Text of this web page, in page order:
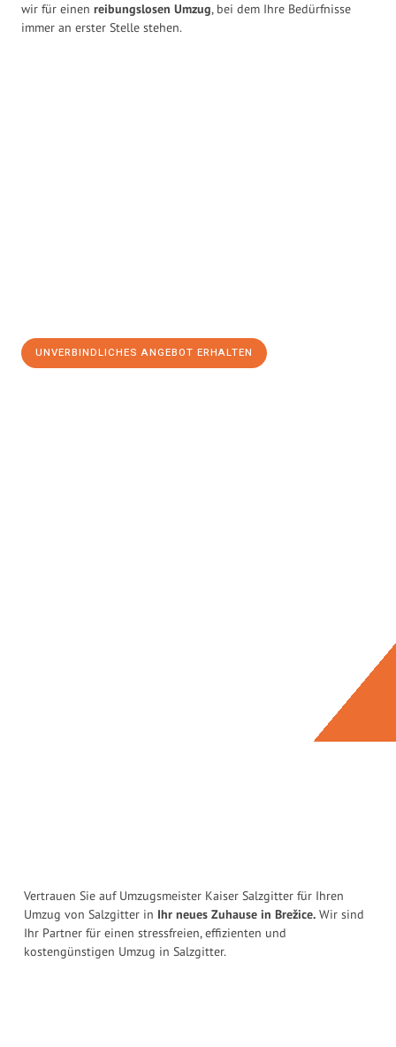
wir für einen reibungslosen Umzug, bei dem Ihre Bedürfnisse
immer an erster Stelle stehen.
UNVERBINDLICHES ANGEBOT ERHALTEN
Vertrauen Sie auf Umzugsmeister Kaiser Salzgitter für Ihren
Umzug von Salzgitter in Ihr neues Zuhause in Brežice. Wir sind
Ihr Partner für einen stressfreien, effizienten und
kostengünstigen Umzug in Salzgitter.